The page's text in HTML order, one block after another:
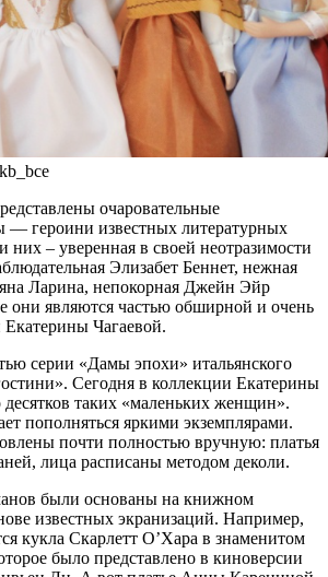
очаровательные
героини известных литературных
них – уверенная в своей неотразимости
Элизабет Беннет, нежная
Ларина, непокорная Джейн Эйр
они являются частью обширной и очень
Чагаевой.
серии «Дамы эпохи» итальянского
Сегодня в коллекции Екатерины
десятков таких «маленьких женщин».
пополняться яркими экземплярами.
почти полностью вручную: платья
лица расписаны методом деколи.
были основаны на книжном
известных экранизаций. Например,
кукла Скарлетт О’Хара в знаменитом
было представлено в киноверсии